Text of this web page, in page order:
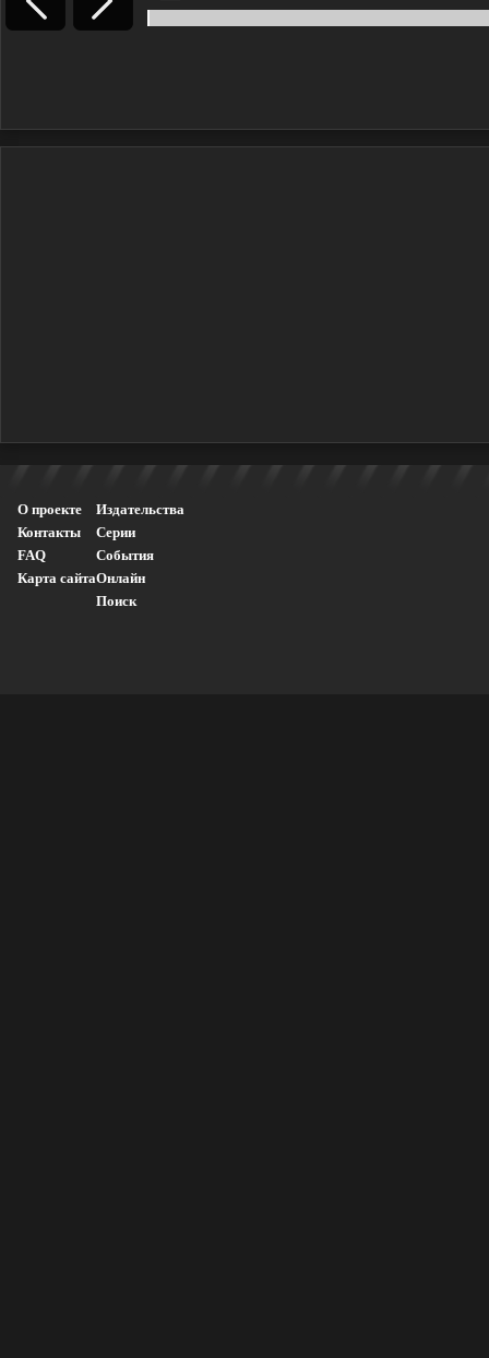
О проекте
Контакты
FAQ
Карта сайта
Издательства
Серии
События
Онлайн
Поиск